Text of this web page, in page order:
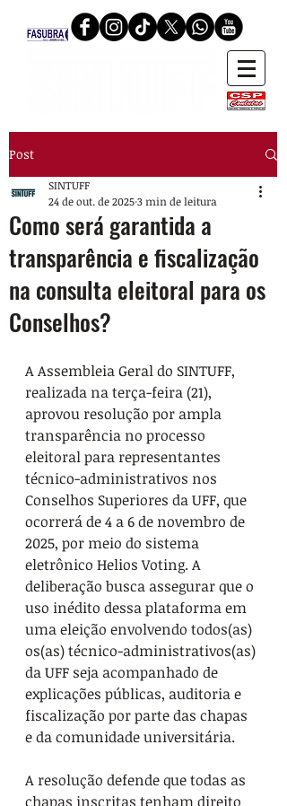
Post
Como será garantida a
transparência e fiscalização
na consulta eleitoral para os
Conselhos?
SINTUFF
24 de out. de 20253 min de leitura
A Assembleia Geral do SINTUFF,
realizada na terça-feira (21),
aprovou resolução por ampla
transparência no processo
eleitoral para representantes
técnico-administrativos nos
Conselhos Superiores da UFF, que
ocorrerá de 4 a 6 de novembro de
2025, por meio do sistema
eletrônico Helios Voting. A
deliberação busca assegurar que o
uso inédito dessa plataforma em
uma eleição envolvendo todos(as)
os(as) técnico-administrativos(as)
da UFF seja acompanhado de
explicações públicas, auditoria e
fiscalização por parte das chapas
e da comunidade universitária.
A resolução defende que todas as
chapas inscritas tenham direito